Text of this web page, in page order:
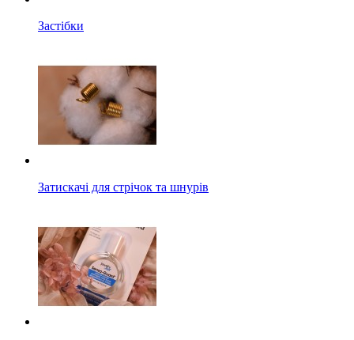
Застібки
Затискачі для стрічок та шнурів